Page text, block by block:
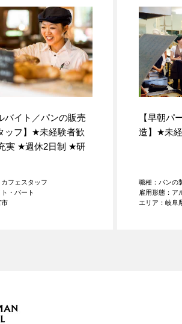
バイト／パンの販売
フ】 ★未経験者歓
実 ★週休2日制 ★研
フェスタッフ
・パート
市
【早朝パ
造】 ★未
職種：パンの
雇用形態：ア
エリア：岐阜